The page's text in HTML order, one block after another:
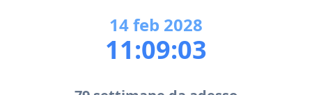
14feb 2028
11:09:03